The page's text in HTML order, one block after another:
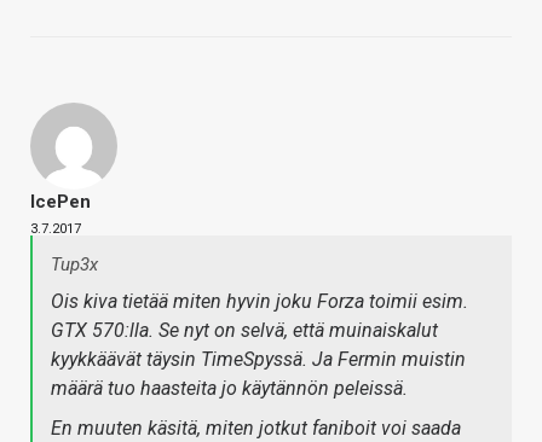
IcePen
3.7.2017
Tup3x
Ois kiva tietää miten hyvin joku Forza toimii esim.
GTX 570:lla. Se nyt on selvä, että muinaiskalut
kyykkäävät täysin TimeSpyssä. Ja Fermin muistin
määrä tuo haasteita jo käytännön peleissä.
En muuten käsitä, miten jotkut faniboit voi saada